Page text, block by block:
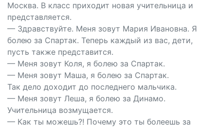
Москва. В класс приходит новая учительница и
представляется.
— Здравствуйте. Меня зовут Мария Ивановна. Я
болею за Спартак. Теперь каждый из вас, дети,
пусть также представится.
— Меня зовут Коля, я болею за Спартак.
— Меня зовут Маша, я болею за Спартак.
Так дело доходит до последнего мальчика.
— Меня зовут Леша, я болею за Динамо.
Учительница возмущается.
— Как ты можешь?! Почему это ты болеешь за